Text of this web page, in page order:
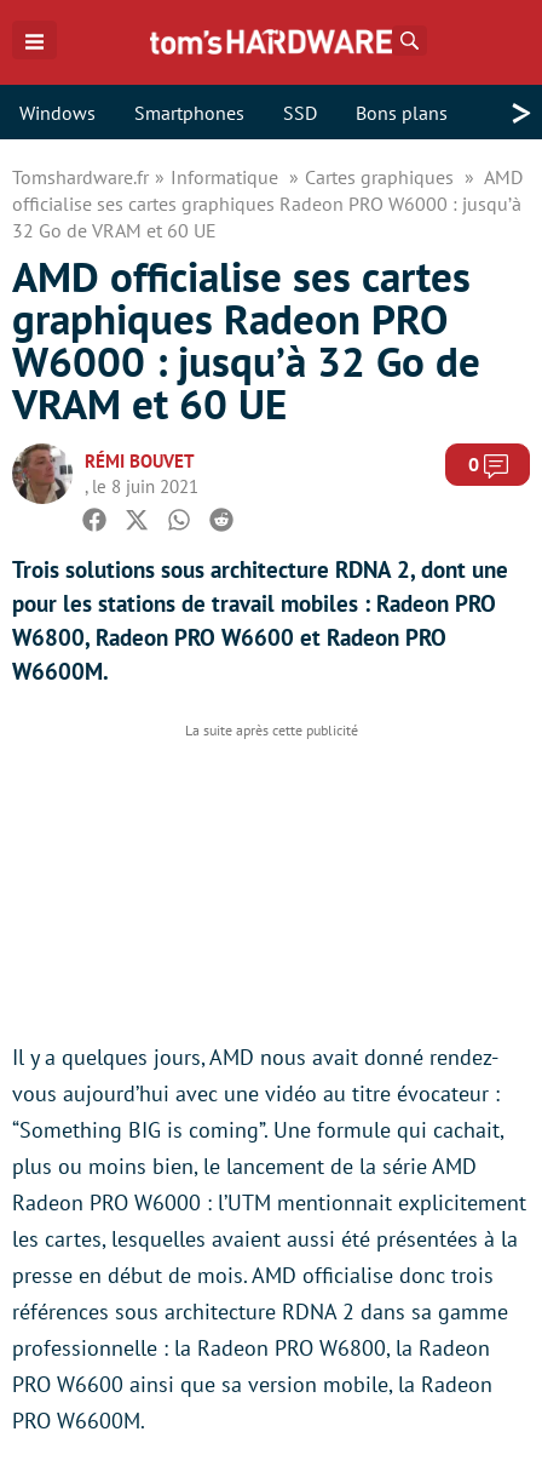
Windows Smartphones SSD Bons plans >
Tomshardware.fr Informatique Cartes graphiques
AMD
officialise ses cartes graphiques Radeon PRO W6000 : jusqu’à
32 Go de VRAM et 60 UE
AMD officialise ses cartes
graphiques Radeon PRO
W6000 : jusqu’à 32 Go de
VRAM et 60 UE
RÉMI BOUVET
, le 8 juin 2021
0
Facebook
TwitterWhatsapp
Reddit
Trois solutions sous architecture RDNA 2, dont une
pour les stations de travail mobiles : Radeon PRO
W6800, Radeon PRO W6600 et Radeon PRO
W6600M.
Il y a quelques jours, AMD nous avait donné rendez-
vous aujourd’hui avec une vidéo au titre évocateur :
“Something BIG is coming”. Une formule qui cachait,
plus ou moins bien, le lancement de la série AMD
Radeon PRO W6000 : l’UTM mentionnait explicitement
les cartes, lesquelles avaient aussi été présentées à la
presse en début de mois. AMD officialise donc trois
références sous architecture RDNA 2 dans sa gamme
professionnelle : la Radeon PRO W6800, la Radeon
PRO W6600 ainsi que sa version mobile, la Radeon
PRO W6600M.